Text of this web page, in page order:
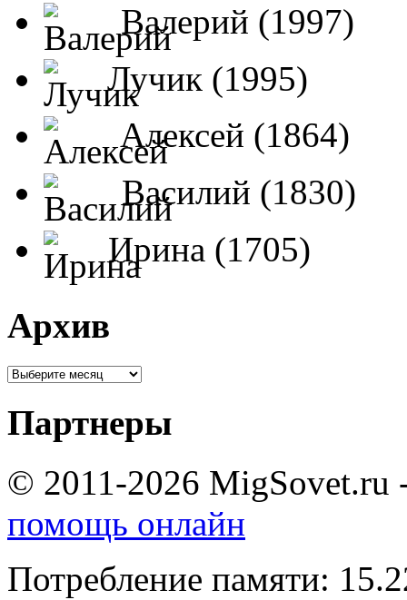
Валерий (1997)
Лучик (1995)
Алексей (1864)
Василий (1830)
Ирина (1705)
Архив
Партнеры
© 2011-2026 MigSovet.ru
помощь онлайн
Потребление памяти: